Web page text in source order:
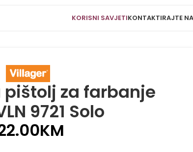
KORISNI SAVJETIKONTAKTIRAJTE
za farbanje
9721 Solo
KM